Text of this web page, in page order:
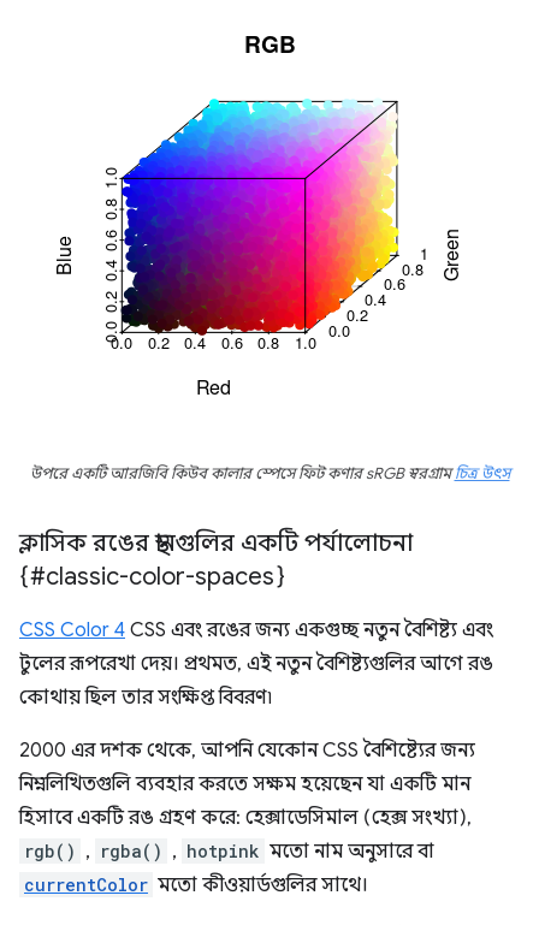
উপরে একটি আরজিবি কিউব কালার স্পেসে ফিট কণার sRGB স্বরগ্রামচিত্র উৎস
ক্লাসিক রঙের স্থানগুলির একটি পর্যালোচনা
{#classic-color-spaces}
CSS Color 4 CSS এবং রঙের জন্য একগুচ্ছ নতুন বৈশিষ্ট্য এবং
টুলের রূপরেখা দেয়। প্রথমত, এই নতুন বৈশিষ্ট্যগুলির আগে রঙ
কোথায় ছিল তার সংক্ষিপ্ত বিবরণ৷
2000 এর দশক থেকে, আপনি যেকোন CSS বৈশিষ্ট্যের জন্য
নিম্নলিখিতগুলি ব্যবহার করতে সক্ষম হয়েছেন যা একটি মান
হিসাবে একটি রঙ গ্রহণ করে: হেক্সাডেসিমাল (হেক্স সংখ্যা),
rgb() , rgba() , hotpink মতো নাম অনুসারে বা
currentColor মতো কীওয়ার্ডগুলির সাথে।